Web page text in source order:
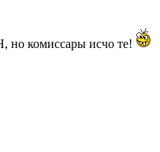
но комиссары исчо те!